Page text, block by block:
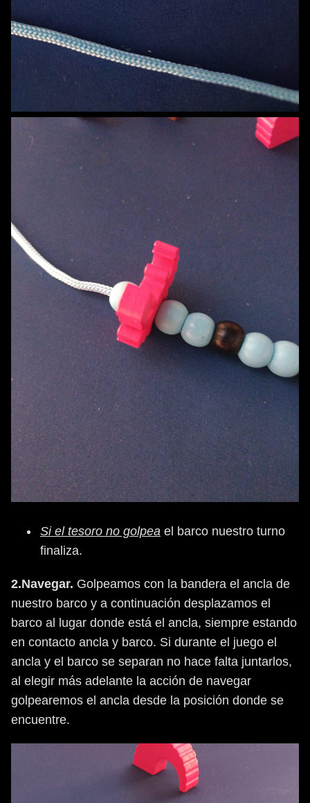
Si el tesoro no golpea el barco nuestro turno
finaliza.
2.Navegar. Golpeamos con la bandera el ancla de
nuestro barco y a continuación desplazamos el
barco al lugar donde está el ancla, siempre estando
en contacto ancla y barco. Si durante el juego el
ancla y el barco se separan no hace falta juntarlos,
al elegir más adelante la acción de navegar
golpearemos el ancla desde la posición donde se
encuentre.